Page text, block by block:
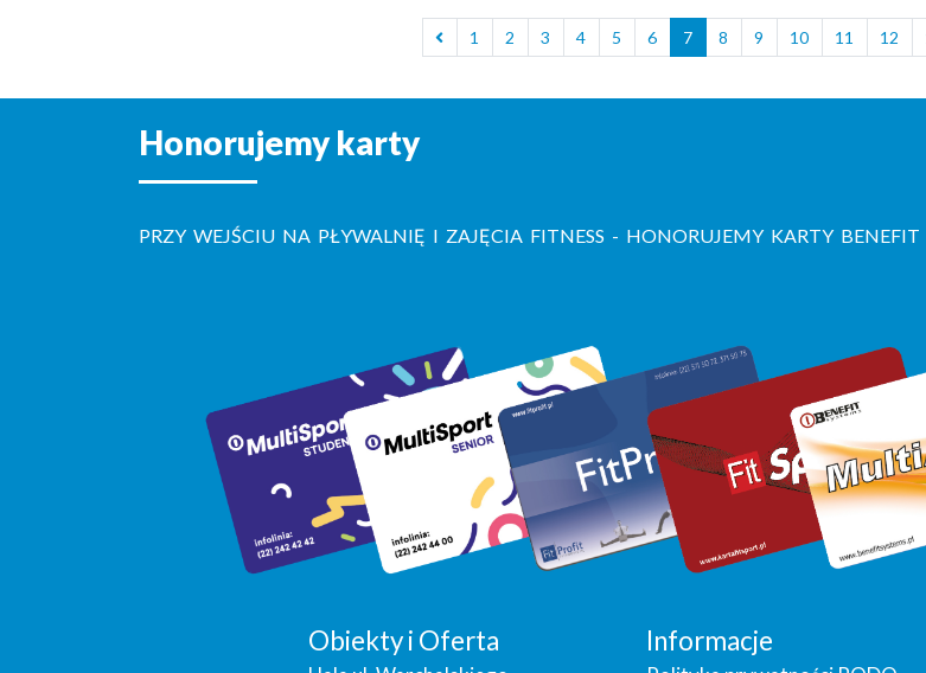
1 2 3 4 5 6 7 8 9 10 11 12
Honorujemy karty
PRZY WEJŚCIU NA PŁYWALNIĘ I ZAJĘCIA FITNESS - HONORUJEMY KARTY
Obiekty i Oferta Informacje